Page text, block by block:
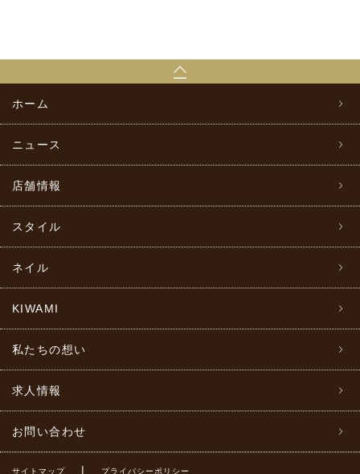
ホーム
ニュース
店舗情報
スタイル
ネイル
KIWAMI
私たちの想い
求人情報
お問い合わせ
サイトマップ | プライバシーポリシー